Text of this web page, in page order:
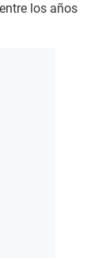
los años